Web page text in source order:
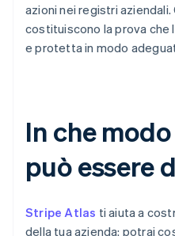
azioni nei registri
costituiscono la prova che
e protetta in modo
In che
può essere
Stripe Atlas ti aiuta a
della tua azienda: potrai